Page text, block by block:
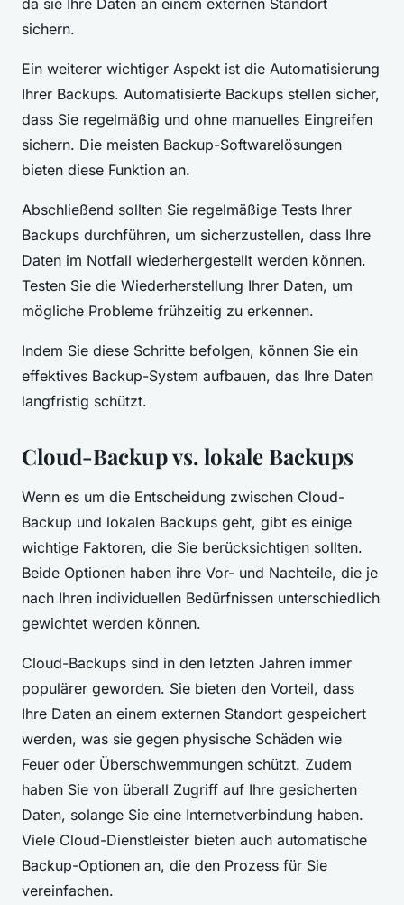
da sie Ihre Daten an einem externen Standort
sichern.
Ein weiterer wichtiger Aspekt ist die Automatisierung
Ihrer Backups. Automatisierte Backups stellen sicher,
dass Sie regelmäßig und ohne manuelles Eingreifen
sichern. Die meisten Backup-Softwarelösungen
bieten diese Funktion an.
Abschließend sollten Sie regelmäßige Tests Ihrer
Backups durchführen, um sicherzustellen, dass Ihre
Daten im Notfall wiederhergestellt werden können.
Testen Sie die Wiederherstellung Ihrer Daten, um
mögliche Probleme frühzeitig zu erkennen.
Indem Sie diese Schritte befolgen, können Sie ein
effektives Backup-System aufbauen, das Ihre Daten
langfristig schützt.
Cloud-Backup vs. lokale Backups
Wenn es um die Entscheidung zwischen Cloud-
Backup und lokalen Backups geht, gibt es einige
wichtige Faktoren, die Sie berücksichtigen sollten.
Beide Optionen haben ihre Vor- und Nachteile, die je
nach Ihren individuellen Bedürfnissen unterschiedlich
gewichtet werden können.
Cloud-Backups sind in den letzten Jahren immer
populärer geworden. Sie bieten den Vorteil, dass
Ihre Daten an einem externen Standort gespeichert
werden, was sie gegen physische Schäden wie
Feuer oder Überschwemmungen schützt. Zudem
haben Sie von überall Zugriff auf Ihre gesicherten
Daten, solange Sie eine Internetverbindung haben.
Viele Cloud-Dienstleister bieten auch automatische
Backup-Optionen an, die den Prozess für Sie
vereinfachen.